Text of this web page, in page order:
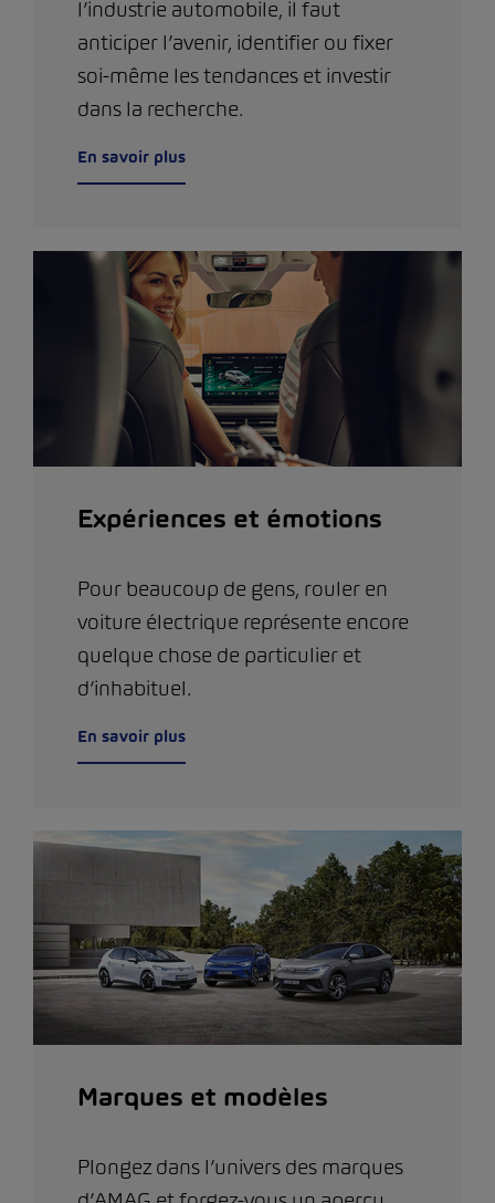
l’industrie automobile, il faut
anticiper l’avenir, identifier ou fixer
soi-même les tendances et investir
dans la recherche.
En savoir plus
Expériences et émotions
Pour beaucoup de gens, rouler en
voiture électrique représente encore
quelque chose de particulier et
d’inhabituel.
En savoir plus
Marques et modèles
Plongez dans l’univers des marques